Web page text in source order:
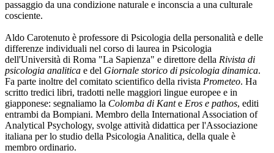
passaggio da una condizione naturale e inconscia a una culturale
cosciente.
Aldo Carotenuto è professore di Psicologia della personalità e delle
differenze individuali nel corso di laurea in Psicologia
dell'Università di Roma "La Sapienza" e direttore della Rivista di
psicologia analitica e del Giornale storico di psicologia dinamica.
Fa parte inoltre del comitato scientifico della rivista Prometeo. Ha
scritto tredici libri, tradotti nelle maggiori lingue europee e in
giapponese: segnaliamo la Colomba di Kante Eros e pathos, editi
entrambi da Bompiani. Membro della International Association of
Analytical Psychology, svolge attività didattica per l'Associazione
italiana per lo studio della Psicologia Analitica, della quale è
membro ordinario.